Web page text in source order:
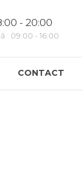
- 20:00
: 09:00 - 16:00
CONTACT